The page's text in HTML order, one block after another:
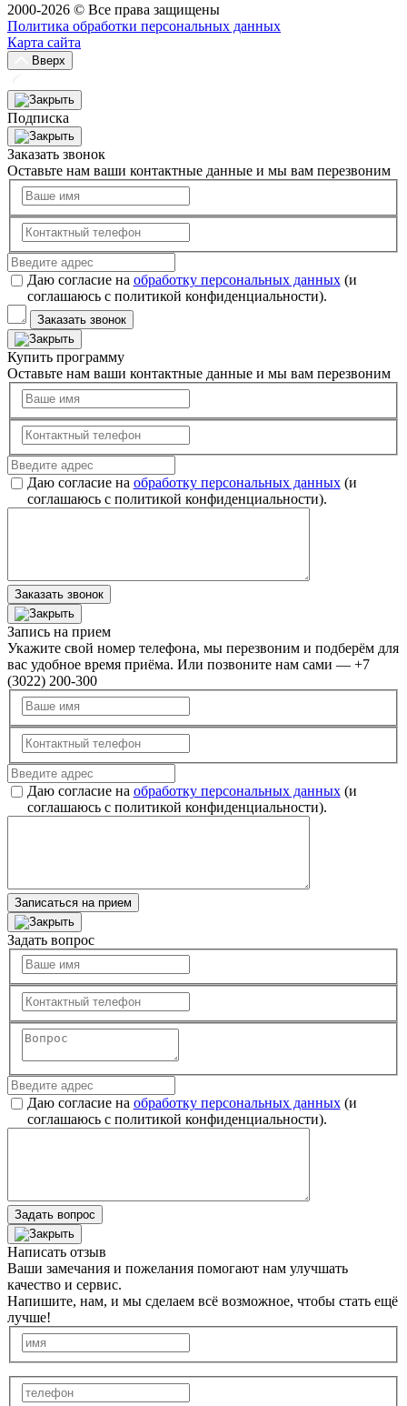
2000-2026 © Все права защищены
Политика обработки персональных данных
Карта сайта
Вверх
Подписка
Заказать звонок
Оставьте нам ваши контактные данные и мы вам перезвоним
Даю согласие на обработку персональных данных(и
соглашаюсь с политикой конфиденциальности).
Заказать звонок
Купить программу
Оставьте нам ваши контактные данные и мы вам перезвоним
Даю согласие на обработку персональных данных(и
соглашаюсь с политикой конфиденциальности).
Заказать звонок
Запись на прием
Укажите свой номер телефона, мы перезвоним и подберём для
вас удобное время приёма. Или позвоните нам сами — +7
(3022) 200-300
Даю согласие на обработку персональных данных(и
соглашаюсь с политикой конфиденциальности).
Записаться на прием
Задать вопрос
Даю согласие на обработку персональных данных(и
соглашаюсь с политикой конфиденциальности).
Задать вопрос
Написать отзыв
Ваши замечания и пожелания помогают нам улучшать
качество и сервис.
Напишите, нам, и мы сделаем всё возможное, чтобы стать ещё
лучше!